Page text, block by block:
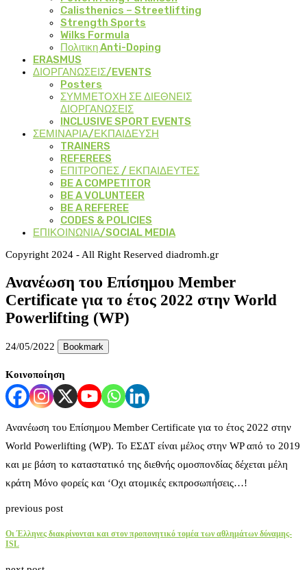
Calisthenics – Streetlifting
Strength Sports
Wilks Formula
Πολιτικη Anti-Doping
ERASMUS
ΔΙΟΡΓΑΝΩΣΕΙΣ/EVENTS
Posters
ΣΥΜΜΕΤΟΧΗ ΣΕ ΔΙΕΘΝΕΙΣ
ΔΙΟΡΓΑΝΩΣΕΙΣ
INCLUSIVE SPORT EVENTS
ΣΕΜΙΝΑΡΙΑ/ΕΚΠΑΙΔΕΥΣΗ
TRAINERS
REFEREES
ΕΠΙΤΡΟΠΕΣ / ΕΚΠΑΙΔΕΥΤΕΣ
BE A COMPETITOR
BE A VOLUNTEER
BE A REFEREE
CODES & POLICIES
ΕΠΙΚΟΙΝΩΝΙΑ/SOCIAL MEDIA
Copyright 2024 - All Right Reserved diadromh.gr
Ανανέωση του Επίσημου Member
Certificate για το έτος 2022 στην World
Powerlifting (WP)
24/05/2022 Bookmark
Κοινοποίηση
Ανανέωση του Επίσημου Member Certificate για το έτος 2022 στην
World Powerlifting (WP). Το ΕΣΔΤ είναι μέλος στην WP από το 2019
και με βάση το καταστατικό της διεθνής ομοσπονδίας δέχεται μέλη
κράτη Μόνο φορείς και ‘Οχι ατομικές εκπροσωπήσεις…!
previous post
Οι Έλληνες διακρίνονται και στον προπονητικό τομέα των αθλημάτων δύναμης-
ISL